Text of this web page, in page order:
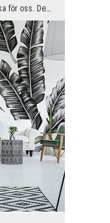
Alla de bästa sakerna verkar ofta illusoriska för oss. Det behöver inte vara så, men ibland vill ...